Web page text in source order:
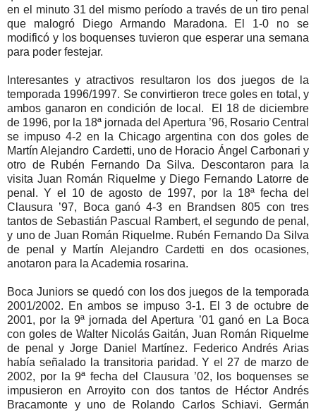
en el minuto 31 del mismo período a través de un tiro penal
que malogró Diego Armando Maradona. El 1-0 no se
modificó y los boquenses tuvieron que esperar una semana
para poder festejar.
Interesantes y atractivos resultaron los dos juegos de la
temporada 1996/1997. Se convirtieron trece goles en total, y
ambos ganaron en condición de local. El 18 de diciembre
de 1996, por la 18ª jornada del Apertura ’96, Rosario Central
se impuso 4-2 en la Chicago argentina con dos goles de
Martín Alejandro Cardetti, uno de Horacio Ángel Carbonari y
otro de Rubén Fernando Da Silva. Descontaron para la
visita Juan Román Riquelme y Diego Fernando Latorre de
penal. Y el 10 de agosto de 1997, por la 18ª fecha del
Clausura ’97, Boca ganó 4-3 en Brandsen 805 con tres
tantos de Sebastián Pascual Rambert, el segundo de penal,
y uno de Juan Román Riquelme. Rubén Fernando Da Silva
de penal y Martín Alejandro Cardetti en dos ocasiones,
anotaron para la Academia rosarina.
Boca Juniors se quedó con los dos juegos de la temporada
2001/2002. En ambos se impuso 3-1. El 3 de octubre de
2001, por la 9ª jornada del Apertura ’01 ganó en La Boca
con goles de Walter Nicolás Gaitán, Juan Román Riquelme
de penal y Jorge Daniel Martínez. Federico Andrés Arias
había señalado la transitoria paridad. Y el 27 de marzo de
2002, por la 9ª fecha del Clausura ’02, los boquenses se
impusieron en Arroyito con dos tantos de Héctor Andrés
Bracamonte y uno de Rolando Carlos Schiavi. Germán